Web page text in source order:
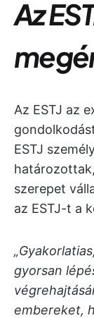
Az
Az ESTJ az
ESTJ
szerepet
az ESTJ-t a
gyorsan
embereket,